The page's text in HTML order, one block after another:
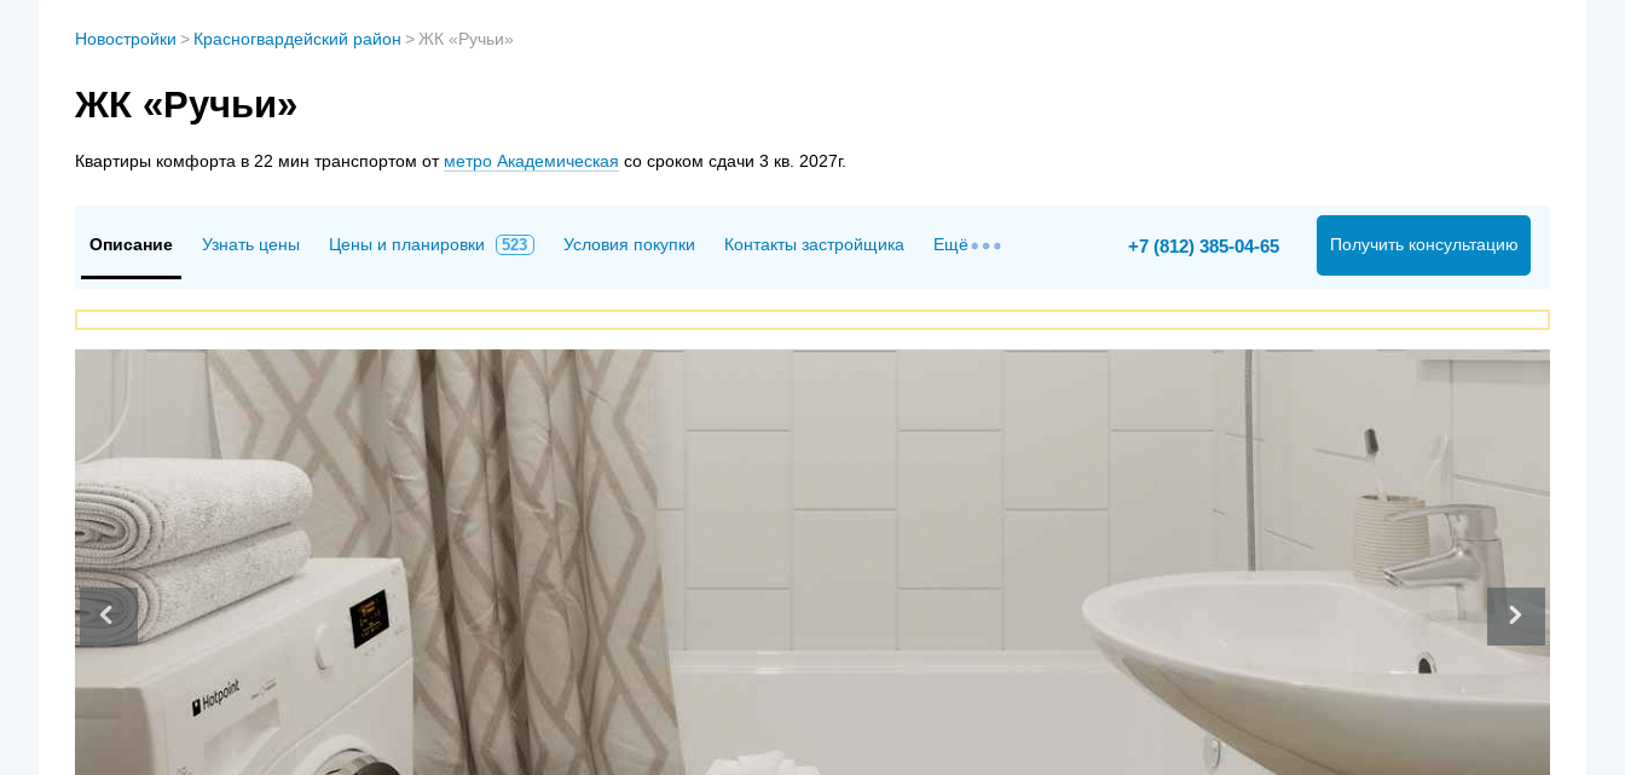
Новостройки > Красногвардейский район > ЖК «Ручьи»
ЖК «Ручьи»
Квартирыкомфорта в 22 мин транспортом от метро Академическая со сроком сдачи 3 кв. 2027г.
Описание Узнать цены Цены и планировки 523 Условия покупки Контакты застройщика Ещё Получить консультацию
+7 (812) 385-04-65